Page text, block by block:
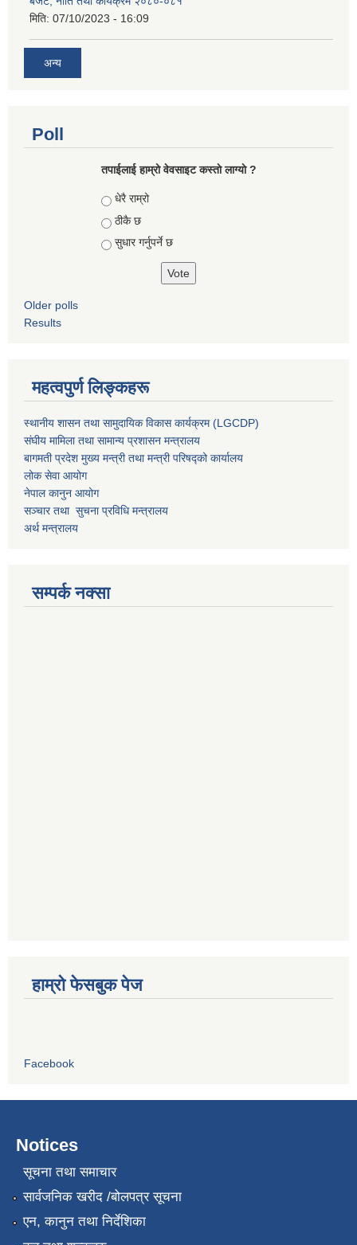
मिति: 07/10/2023 - 16:09
अन्य
Poll
तपाईलाई हाम्रो वेवसाइट कस्ताे लाग्याे ?
Choices
धेरै राम्रो
ठीकै छ
सुधार गर्नुपर्ने छ
Older polls
Results
महत्वपुर्ण लिङ्कहरू
स्थानीय शासन तथा सामुदायिक विकास कार्यक्रम (LGCDP)
संघीय मामिला तथा सामान्य प्रशासन मन्त्रालय
बागमती प्रदेश मुख्य मन्त्री तथा मन्त्री परिषद्को कार्यालय
लोक सेवा आयोग
नेपाल कानुन आयोग
सञ्चार तथा सुचना प्रविधि मन्त्रालय
अर्थ मन्त्रालय
सम्पर्क नक्सा
हाम्रो फेसबुक पेज
Facebook
Notices
सूचना तथा समाचार
सार्वजनिक खरीद /बोलपत्र सूचना
एन, कानुन तथा निर्देशिका